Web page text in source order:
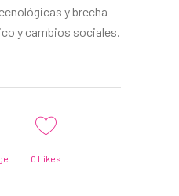
y brecha
y cambios sociales.
0 Likes